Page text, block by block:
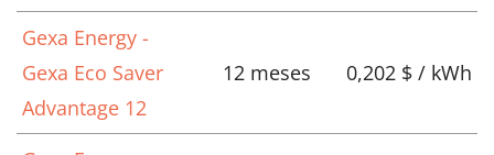
Gexa Energy -
Gexa Eco Saver
Advantage 12
12 meses 0,202 $ / kWh